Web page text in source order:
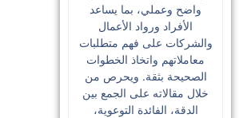
واضح وعملي، بما يساعد
الأفراد ورواد الأعمال
والشركات على فهم متطلبات
معاملاتهم واتخاذ الخطوات
الصحيحة بثقة. ويحرص من
خلال مقالاته على الجمع بين
الدقة، الفائدة التوعوية،